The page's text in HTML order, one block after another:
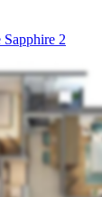
2